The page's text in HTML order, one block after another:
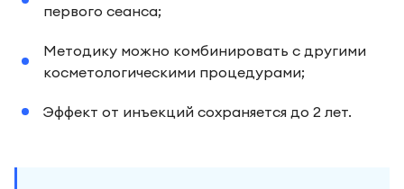
первого сеанса;
Методику можно комбинировать с другими
косметологическими процедурами;
Эффект от инъекций сохраняется до 2 лет.